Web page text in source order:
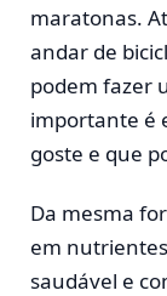
maratonas.
andar de
podem fazer
importante é
goste e que
Da mesma
em
saudável e